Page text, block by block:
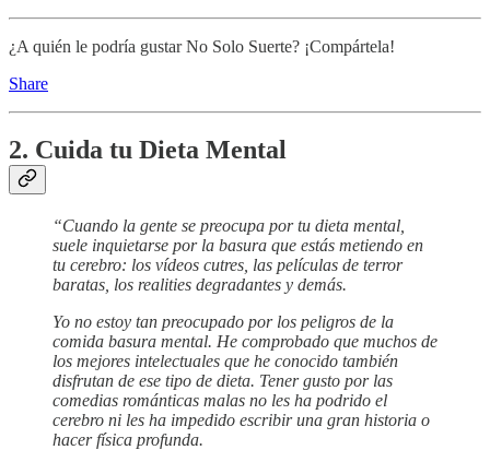
¿A quién le podría gustar No Solo Suerte? ¡Compártela!
Share
2. Cuida tu Dieta Mental
“Cuando la gente se preocupa por tu dieta mental,
suele inquietarse por la basura que estás metiendo en
tu cerebro: los vídeos cutres, las películas de terror
baratas, los realities degradantes y demás.
Yo no estoy tan preocupado por los peligros de la
comida basura mental. He comprobado que muchos de
los mejores intelectuales que he conocido también
disfrutan de ese tipo de dieta. Tener gusto por las
comedias románticas malas no les ha podrido el
cerebro ni les ha impedido escribir una gran historia o
hacer física profunda.